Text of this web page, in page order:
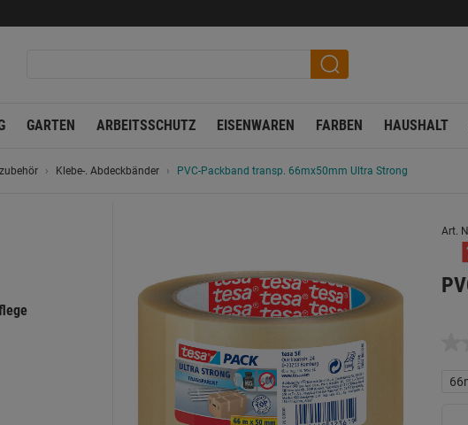
GARTEN ARBEITSSCHUTZ EISENWAREN FARBEN HAUSHALT
Klebe-. Abdeckbänder PVC-Packband transp. 66mx50mm Ultra Strong
Art.